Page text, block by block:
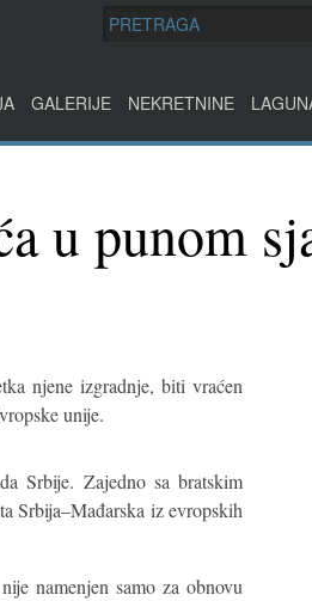
GALERIJE NEKRETNINE
u punom
njene izgradnje, biti vraćen
unije.
Srbije. Zajedno sa bratskim
Srbija–Mađarska iz evropskih
namenjen samo za obnovu